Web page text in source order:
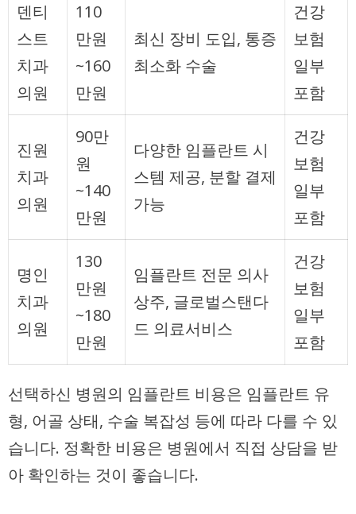
덴티
스트
치과
의원
110
만원
~160
만원
최신 장비 도입, 통증
최소화 수술
건강
보험
일부
포함
진원
치과
의원
90만
원
~140
만원
다양한 임플란트 시
스템 제공, 분할 결제
가능
건강
보험
일부
포함
명인
치과
의원
130
만원
~180
만원
임플란트 전문 의사
상주, 글로벌스탠다
드 의료서비스
건강
보험
일부
포함
선택하신 병원의 임플란트 비용은 임플란트 유
형, 어골 상태, 수술 복잡성 등에 따라 다를 수 있
습니다. 정확한 비용은 병원에서 직접 상담을 받
아 확인하는 것이 좋습니다.